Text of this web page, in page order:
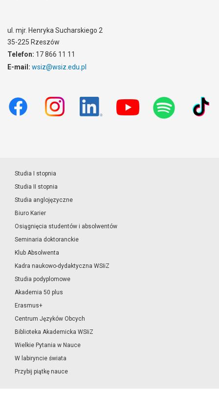
ul. mjr. Henryka Sucharskiego 2
35-225 Rzeszów
Telefon: 17 866 11 11
E-mail: wsiz@wsiz.edu.pl
Studia I stopnia
Studia II stopnia
Studia anglojęzyczne
Biuro Karier
Osiągnięcia studentów i absolwentów
Seminaria doktoranckie
Klub Absolwenta
Kadra naukowo-dydaktyczna WSIiZ
Studia podyplomowe
Akademia 50 plus
Erasmus+
Centrum Języków Obcych
Biblioteka Akademicka WSIiZ
Wielkie Pytania w Nauce
W labiryncie świata
Przybij piątkę nauce